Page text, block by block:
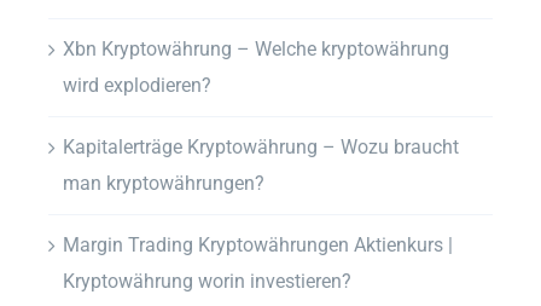
Xbn Kryptowährung – Welche kryptowährung
wird explodieren?
Kapitalerträge Kryptowährung – Wozu braucht
man kryptowährungen?
Margin Trading Kryptowährungen Aktienkurs |
Kryptowährung worin investieren?